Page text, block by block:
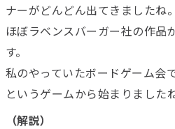
ナーがどんどん出てきましたね。
ほぼラベンスバーガー社の作品
す。
私のやっていたボードゲーム会
というゲームから始まりました
（解説）